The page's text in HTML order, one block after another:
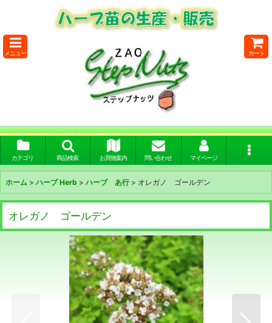
メニュー カート
カテゴリ 商品検索 お買物案内 問い合わせ マイページ
ホーム > ハーブ Herb > ハーブ あ行 > オレガノ ゴールデン
オレガノ ゴールデン